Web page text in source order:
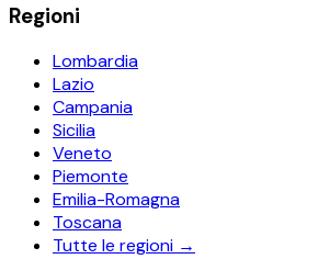
Regioni
Lombardia
Lazio
Campania
Sicilia
Veneto
Piemonte
Emilia-Romagna
Toscana
Tutte le regioni →